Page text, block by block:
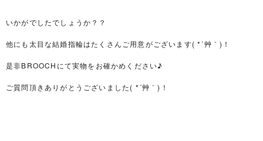
いかがでしたでしょうか？？
他にも太目な結婚指輪はたくさんご用意がございます( *´艸｀)！
是非BROOCHにて実物をお確かめください♪
ご質問頂きありがとうございました( *´艸｀)！